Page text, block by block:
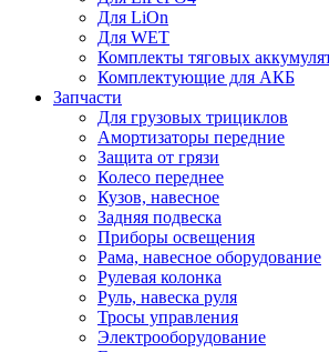
Для LiOn
Для WET
Комплекты тяговых
Комплектующие для АКБ
Запчасти
Для грузовых трициклов
Амортизаторы передние
Защита от грязи
Колесо переднее
Кузов, навесное
Задняя подвеска
Приборы освещения
Рама, навесное оборудование
Рулевая колонка
Руль, навеска руля
Тросы управления
Электрооборудование